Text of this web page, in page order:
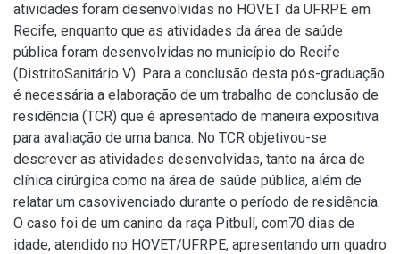
atividades foram desenvolvidas no HOVET da UFRPE em
Recife, enquanto que as atividades da área de saúde
pública foram desenvolvidas no município do Recife
(DistritoSanitário V). Para a conclusão desta pós-graduação
é necessária a elaboração de um trabalho de conclusão de
residência (TCR) que é apresentado de maneira expositiva
para avaliação de uma banca. No TCR objetivou-se
descrever as atividades desenvolvidas, tanto na área de
clínica cirúrgica como na área de saúde pública, além de
relatar um casovivenciado durante o período de residência.
O caso foi de um canino da raça Pitbull, com70 dias de
idade, atendido no HOVET/UFRPE, apresentando um quadro